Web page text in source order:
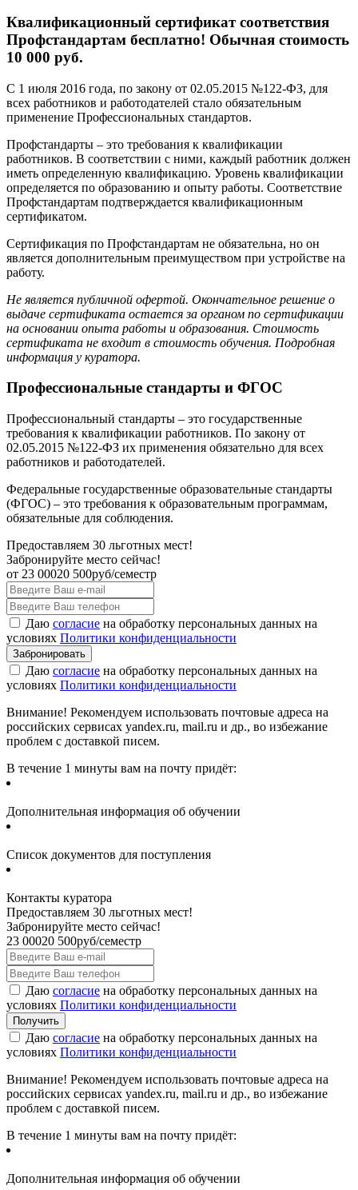
Квалификационный сертификат соответствия
Профстандартам бесплатно! Обычная стоимость
10 000 руб.
С 1 июля 2016 года, по закону от 02.05.2015 №122-ФЗ, для
всех работников и работодателей стало обязательным
применение Профессиональных стандартов.
Профстандарты – это требования к квалификации
работников. В соответствии с ними, каждый работник должен
иметь определенную квалификацию. Уровень квалификации
определяется по образованию и опыту работы. Соответствие
Профстандартам подтверждается квалификационным
сертификатом.
Сертификация по Профстандартам не обязательна, но он
является дополнительным преимуществом при устройстве на
работу.
Не является публичной офертой. Окончательное решение о
выдаче сертификата остается за органом по сертификации
на основании опыта работы и образования. Стоимость
сертификата не входит в стоимость обучения. Подробная
информация у куратора.
Профессиональные стандарты и ФГОС
Профессиональный стандарты – это государственные
требования к квалификации работников. По закону от
02.05.2015 №122-ФЗ их применения обязательно для всех
работников и работодателей.
Федеральные государственные образовательные стандарты
(ФГОС) – это требования к образовательным программам,
обязательные для соблюдения.
Предоставляем 30 льготных мест!
Забронируйте место сейчас!
от 23 00020 500руб/семестр
Даю согласие на обработку персональных данных на
условиях Политики конфиденциальности
Даю согласие на обработку персональных данных на
условиях Политики конфиденциальности
Внимание! Рекомендуем использовать почтовые адреса на
российских сервисах yandex.ru, mail.ru и др., во избежание
проблем с доставкой писем.
В течение 1 минуты вам на почту придёт:
Дополнительная информация об обучении
Список документов для поступления
Контакты куратора
Предоставляем 30 льготных мест!
Забронируйте место сейчас!
23 00020 500руб/семестр
Даю согласие на обработку персональных данных на
условиях Политики конфиденциальности
Даю согласие на обработку персональных данных на
условиях Политики конфиденциальности
Внимание! Рекомендуем использовать почтовые адреса на
российских сервисах yandex.ru, mail.ru и др., во избежание
проблем с доставкой писем.
В течение 1 минуты вам на почту придёт:
Дополнительная информация об обучении